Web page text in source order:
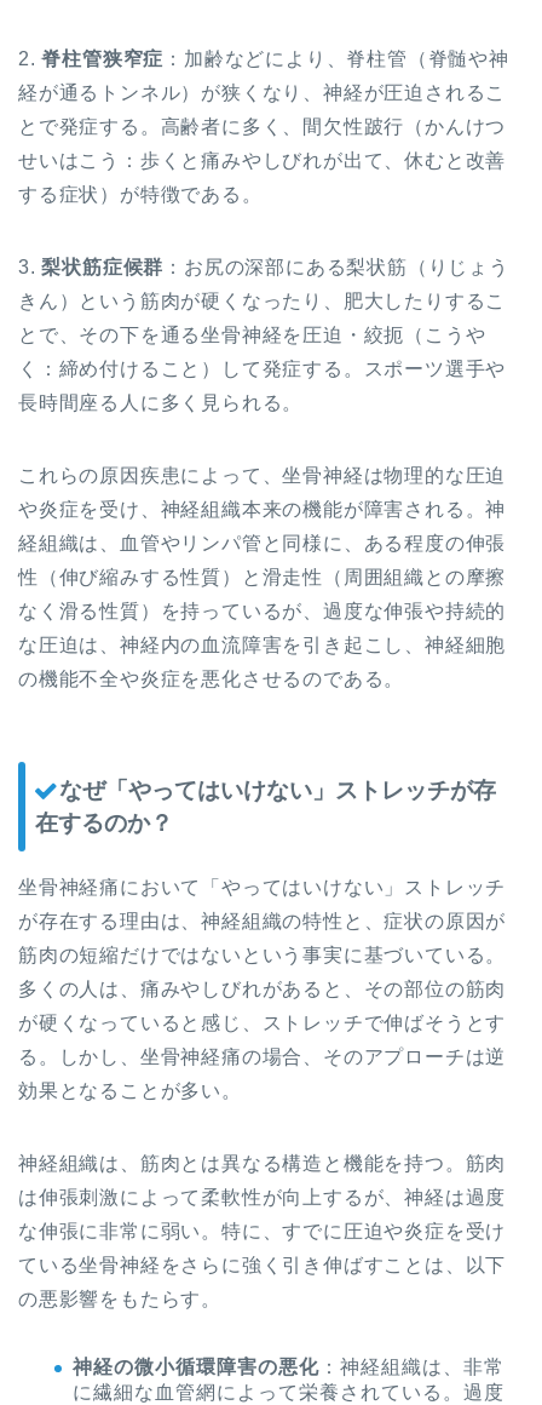
2.脊柱管狭窄症 ：加齢などにより、脊柱管（脊髄や神
経が通るトンネル）が狭くなり、神経が圧迫されるこ
とで発症する。高齢者に多く、間欠性跛行（かんけつ
せいはこう：歩くと痛みやしびれが出て、休むと改善
する症状）が特徴である。
3.梨状筋症候群 ：お尻の深部にある梨状筋（りじょう
きん）という筋肉が硬くなったり、肥大したりするこ
とで、その下を通る坐骨神経を圧迫・絞扼（こうや
く：締め付けること）して発症する。スポーツ選手や
長時間座る人に多く見られる。
これらの原因疾患によって、坐骨神経は物理的な圧迫
や炎症を受け、神経組織本来の機能が障害される。神
経組織は、血管やリンパ管と同様に、ある程度の伸張
性（伸び縮みする性質）と滑走性（周囲組織との摩擦
なく滑る性質）を持っているが、過度な伸張や持続的
な圧迫は、神経内の血流障害を引き起こし、神経細胞
の機能不全や炎症を悪化させるのである。
なぜ「やってはいけない」ストレッチが存
在するのか？
坐骨神経痛において「やってはいけない」ストレッチ
が存在する理由は、神経組織の特性と、症状の原因が
筋肉の短縮だけではないという事実に基づいている。
多くの人は、痛みやしびれがあると、その部位の筋肉
が硬くなっていると感じ、ストレッチで伸ばそうとす
る。しかし、坐骨神経痛の場合、そのアプローチは逆
効果となることが多い。
神経組織は、筋肉とは異なる構造と機能を持つ。筋肉
は伸張刺激によって柔軟性が向上するが、神経は過度
な伸張に非常に弱い。特に、すでに圧迫や炎症を受け
ている坐骨神経をさらに強く引き伸ばすことは、以下
の悪影響をもたらす。
神経の微小循環障害の悪化 ：神経組織は、非常
に繊細な血管網によって栄養されている。過度